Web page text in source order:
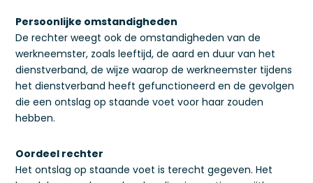
Persoonlijke omstandigheden
De rechter weegt ook de omstandigheden van de
werkneemster, zoals leeftijd, de aard en duur van het
dienstverband, de wijze waarop de werkneemster tijdens
het dienstverband heeft gefunctioneerd en de gevolgen
die een ontslag op staande voet voor haar zouden
hebben.
Oordeel rechter
Het ontslag op staande voet is terecht gegeven. Het